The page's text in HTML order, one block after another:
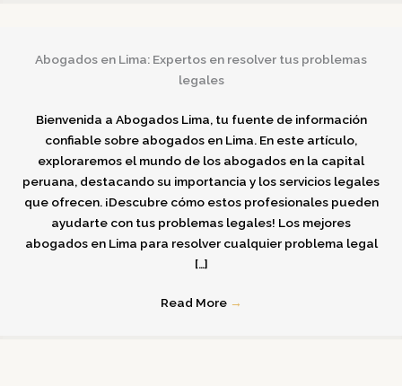
Abogados en Lima: Expertos en resolver tus problemas
legales
Bienvenida a Abogados Lima, tu fuente de información
confiable sobre abogados en Lima. En este artículo,
exploraremos el mundo de los abogados en la capital
peruana, destacando su importancia y los servicios legales
que ofrecen. ¡Descubre cómo estos profesionales pueden
ayudarte con tus problemas legales! Los mejores
abogados en Lima para resolver cualquier problema legal
[…]
Read More →